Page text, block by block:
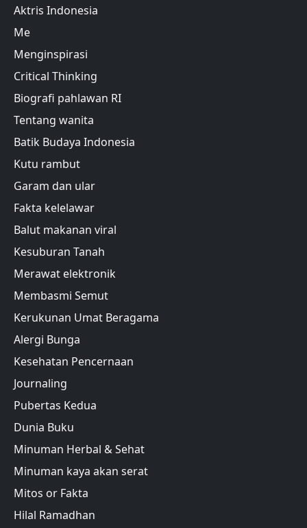
Aktris Indonesia
Me
Menginspirasi
Critical Thinking
Biografi pahlawan RI
Tentang wanita
Batik Budaya Indonesia
Kutu rambut
Garam dan ular
Fakta kelelawar
Balut makanan viral
Kesuburan Tanah
Merawat elektronik
Membasmi Semut
Kerukunan Umat Beragama
Alergi Bunga
Kesehatan Pencernaan
Journaling
Pubertas Kedua
Dunia Buku
Minuman Herbal & Sehat
Minuman kaya akan serat
Mitos or Fakta
Hilal Ramadhan